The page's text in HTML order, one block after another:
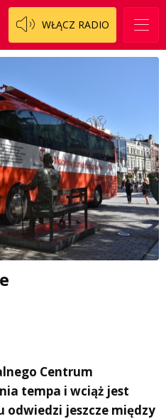
WŁĄCZ RADIO
Centrum
tempa i wciąż jest
odwiedzi jeszcze między